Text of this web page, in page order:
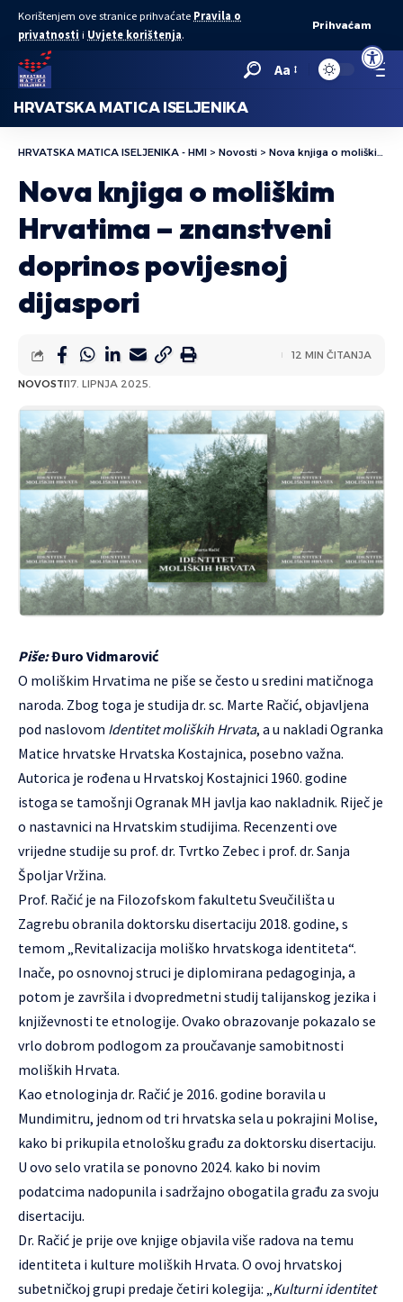
Open
Korištenjem ove stranice prihvaćate Pravila o
privatnosti i Uvjete korištenja.
Prihvaćam
Aa
HRVATSKA MATICA ISELJENIKA
HRVATSKA MATICA ISELJENIKA - HMI > Novosti > Nova knjiga o moliškim Hrvatima – znanstveni doprinos povijesnoj dijaspori
Nova knjiga o moliškim
Hrvatima – znanstveni
doprinos povijesnoj
dijaspori
NOVOSTI17. LIPNJA 2025.
12 MIN ČITANJA
Piše:Đuro Vidmarović
O moliškim Hrvatima ne piše se često u sredini matičnoga
naroda. Zbog toga je studija dr. sc. Marte Račić, objavljena
pod naslovom Identitet moliških Hrvata, a u nakladi Ogranka
Matice hrvatske Hrvatska Kostajnica, posebno važna.
Autorica je rođena u Hrvatskoj Kostajnici 1960. godine
istoga se tamošnji Ogranak MH javlja kao nakladnik. Riječ je
o nastavnici na Hrvatskim studijima. Recenzenti ove
vrijedne studije su prof. dr. Tvrtko Zebec i prof. dr. Sanja
Špoljar Vržina.
Prof. Račić je na Filozofskom fakultetu Sveučilišta u
Zagrebu obranila doktorsku disertaciju 2018. godine, s
temom „Revitalizacija moliško hrvatskoga identiteta“.
Inače, po osnovnoj struci je diplomirana pedagoginja, a
potom je završila i dvopredmetni studij talijanskog jezika i
književnosti te etnologije. Ovako obrazovanje pokazalo se
vrlo dobrom podlogom za proučavanje samobitnosti
moliških Hrvata.
Kao etnologinja dr. Račić je 2016. godine boravila u
Mundimitru, jednom od tri hrvatska sela u pokrajini Molise,
kako bi prikupila etnološku građu za doktorsku disertaciju.
U ovo selo vratila se ponovno 2024. kako bi novim
podatcima nadopunila i sadržajno obogatila građu za svoju
disertaciju.
Dr. Račić je prije ove knjige objavila više radova na temu
identiteta i kulture moliških Hrvata. O ovoj hrvatskoj
subetničkoj grupi predaje četiri kolegija: „ Kulturni identitet